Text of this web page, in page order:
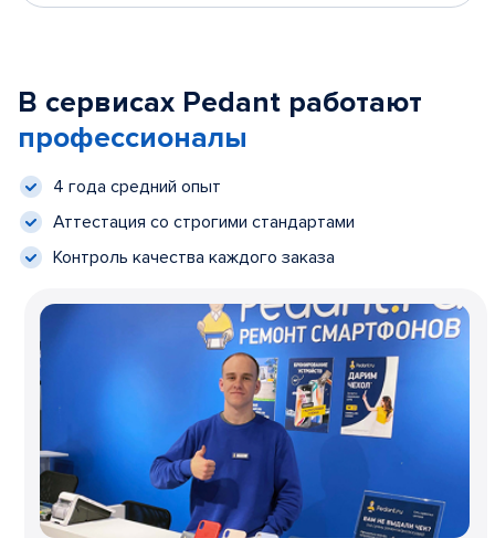
В сервисах Pedant работают
профессионалы
4 года средний опыт
Аттестация со строгими стандартами
Контроль качества каждого заказа